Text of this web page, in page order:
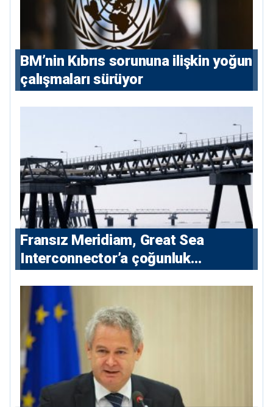
BM’nin Kıbrıs sorununa ilişkin yoğun
çalışmaları sürüyor
Fransız Meridiam, Great Sea
Interconnector’a çoğunluk